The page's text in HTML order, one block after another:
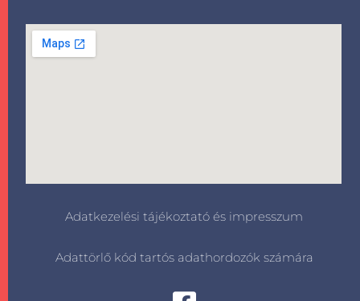
Adatkezelési tájékoztató és impresszum
Adattörlő kód tartós adathordozók számára